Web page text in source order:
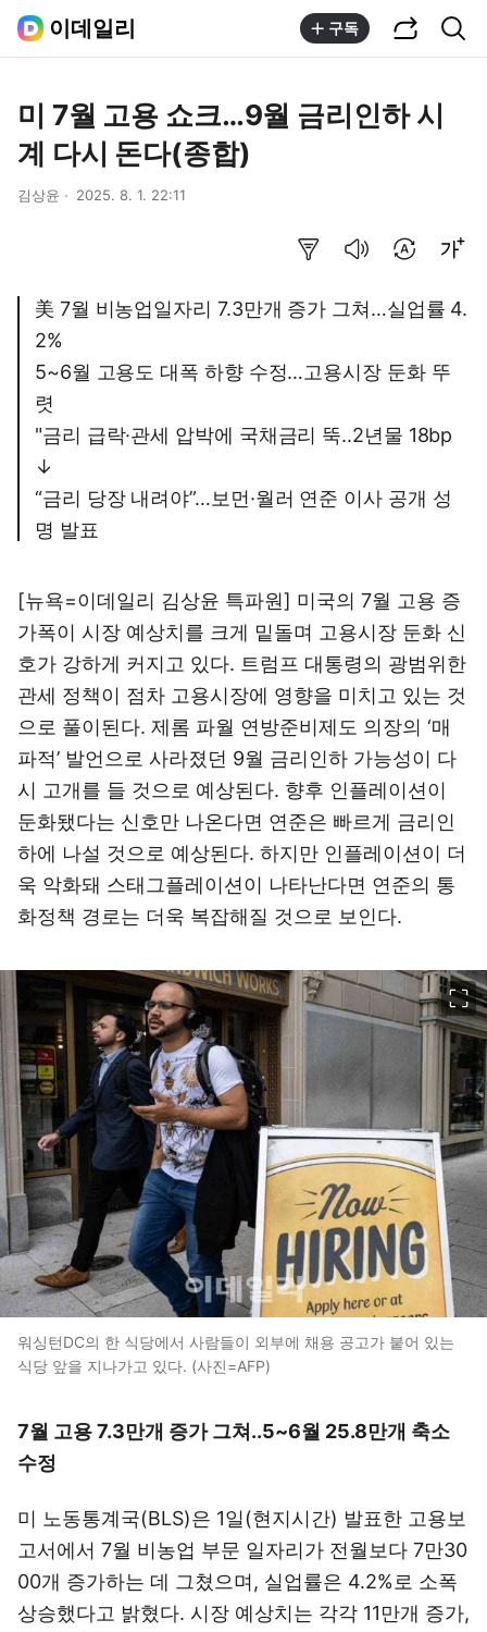
이데일리 구독
미 7월 고용 쇼크…9월 금리인하 시
계 다시 돈다(종합)
김상윤 2025. 8. 1. 22:11
美 7월 비농업일자리 7.3만개 증가 그쳐…실업률 4.
2%
5~6월 고용도 대폭 하향 수정…고용시장 둔화 뚜
렷
"금리 급락·관세 압박에 국채금리 뚝..2년물 18bp
↓
“금리 당장 내려야”…보먼·월러 연준 이사 공개 성
명 발표
[뉴욕=이데일리 김상윤 특파원] 미국의 7월 고용 증
가폭이 시장 예상치를 크게 밑돌며 고용시장 둔화 신
호가 강하게 커지고 있다. 트럼프 대통령의 광범위한
관세 정책이 점차 고용시장에 영향을 미치고 있는 것
으로 풀이된다. 제롬 파월 연방준비제도 의장의 ‘매
파적’ 발언으로 사라졌던 9월 금리인하 가능성이 다
시 고개를 들 것으로 예상된다. 향후 인플레이션이
둔화됐다는 신호만 나온다면 연준은 빠르게 금리인
하에 나설 것으로 예상된다. 하지만 인플레이션이 더
욱 악화돼 스태그플레이션이 나타난다면 연준의 통
화정책 경로는 더욱 복잡해질 것으로 보인다.
워싱턴DC의 한 식당에서 사람들이 외부에 채용 공고가 붙어 있는
식당 앞을 지나가고 있다. (사진=AFP)
7월 고용 7.3만개 증가 그쳐..5~6월 25.8만개 축소
수정
미 노동통계국(BLS)은 1일(현지시간) 발표한 고용보
고서에서 7월 비농업 부문 일자리가 전월보다 7만30
00개 증가하는 데 그쳤으며, 실업률은 4.2%로 소폭
상승했다고 밝혔다. 시장 예상치는 각각 11만개 증가,